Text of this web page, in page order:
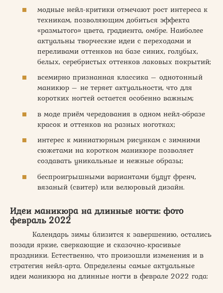
модные нейл-критики отмечают рост интереса к
техникам, позволяющим добиться эффекта
«размытого» цвета, градиента, омбре. Наиболее
актуальны творческие идеи с переходами и
переливами оттенков на базе синих, голубых,
белых, серебристых оттенков лаковых покрытий;
всемирно признанная классика – однотонный
маникюр – не теряет актуальности, что для
коротких ногтей остается особенно важным;
в моде приём чередования в одном нейл-образе
красок и оттенков на разных ноготках;
интерес к миниатюрным рисункам с зимними
сюжетами на коротком маникюре позволяет
создавать уникальные и нежные образы;
беспроигрышными вариантами будут френч,
вязаный (свитер) или велюровый дизайн.
Идеи маникюра на длинные ногти: фото
февраль 2022
Календарь зимы близится к завершению, остались
позади яркие, сверкающие и сказочно-красивые
праздники. Естественно, что произошли изменения и в
стратегия нейл-арта. Определены самые актуальные
идеи маникюра на длинные ногти в феврале 2022 года: